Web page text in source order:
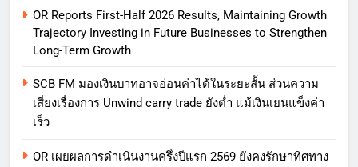
OR Reports First-Half 2026 Results, Maintaining Growth
Trajectory Investing in Future Businesses to Strengthen
Long-Term Growth
SCB FM มองเงินบาทอาจอ่อนค่าได้ในระยะสั้น ส่วนความ
เสี่ยงเรื่องการ Unwind carry trade ยังต่ำ แม้เงินเยนแข็งค่า
เร็ว
OR เผยผลการดำเนินงานครึ่งปีแรก 2569 ยังคงรักษาทิศทาง